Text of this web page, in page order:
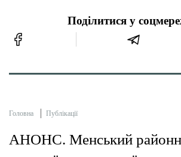
Поділитися у
Головна Публікації
АНОНС. Менський